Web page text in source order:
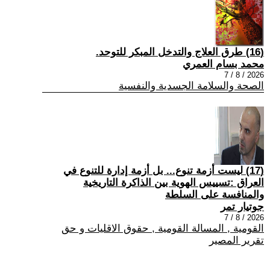
(16) طرق العلاج والتدخل المبكر للتوحد.
محمد بسام العمري
2026 / 8 / 7
الصحة والسلامة الجسدية والنفسية
(17) ليست أزمة تنوع... بل أزمة إدارة للتنوع في
العراق :تسييس الهوية بين الذاكرة التاريخية
والمنافسة على السلطة
جوتيار تمر
2026 / 8 / 7
القومية , المسالة القومية , حقوق الاقليات و حق
تقرير المصير